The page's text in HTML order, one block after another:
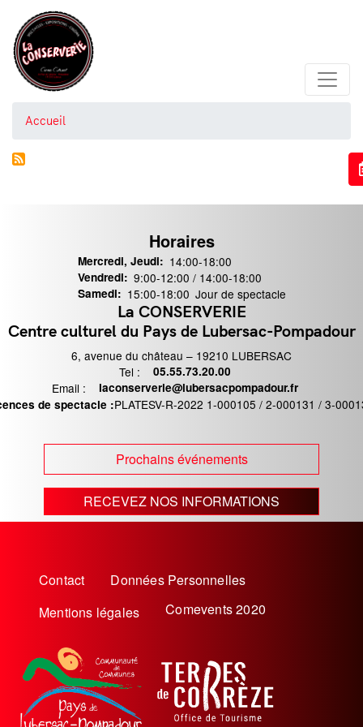
Accueil
Horaires
Mercredi, Jeudi: 14:00-18:00
Vendredi: 9:00-12:00 / 14:00-18:00
Samedi: 15:00-18:00 Jour de spectacle
La CONSERVERIE
Centre culturel du Pays de Lubersac-Pompadour
6, avenue du château – 19210 LUBERSAC
Tel :
Téléphone
05.55.73.20.00
Email : Email
laconserverie@lubersacpompadour.fr
de spectacle :PLATESV-R-2022 1-000105 / 2-000131 / 3-
Prochains événements
RECEVEZ NOS INFORMATIONS
Menu
Pied
page
Contact
Données Personnelles
Mentions légales
Comevents 2020